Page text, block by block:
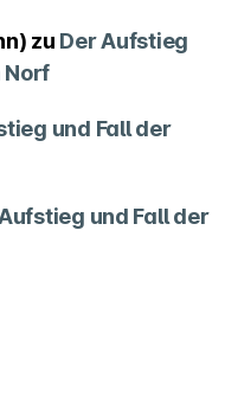
zu Der Aufstieg
Norf
und Fall der
und Fall der